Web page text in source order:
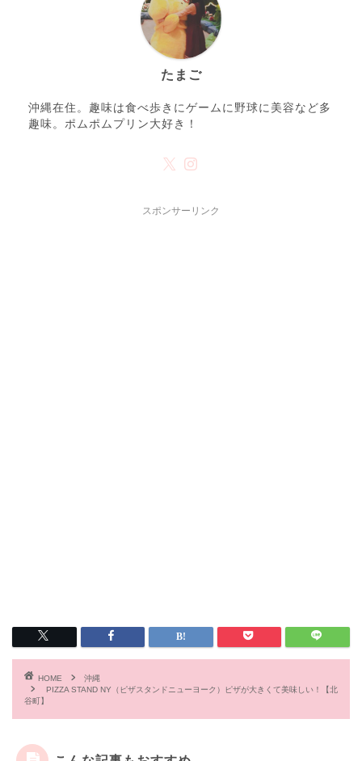
たまご
沖縄在住。趣味は食べ歩きにゲームに野球に美容など多
趣味。ポムポムプリン大好き！
スポンサーリンク
HOME
沖縄
PIZZA STAND NY（ピザスタンドニューヨーク）ピザが大きくて美味しい！【北
谷町】